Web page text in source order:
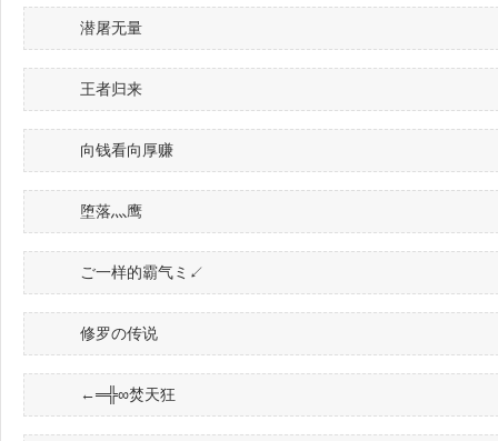
潜屠无量
王者归来
向钱看向厚赚
堕落灬鹰
ご一样的霸气ミ↙
修罗の传说
←═╬∞焚天狂